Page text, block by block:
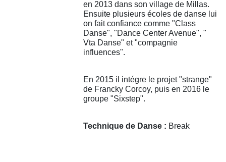
en 2013 dans son village de Millas.
Ensuite plusieurs écoles de danse lui
on fait confiance comme "Class
Danse", "Dance Center Avenue", "
Vta Danse" et "compagnie
influences".
En 2015 il intégre le projet "strange"
de Francky Corcoy, puis en 2016 le
groupe "Sixstep".
Technique de Danse : Break